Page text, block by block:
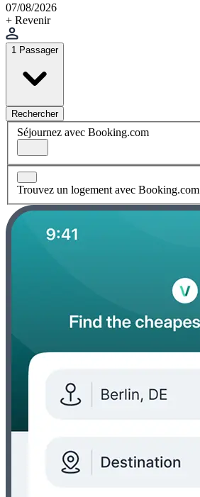
07/08/2026
+ Revenir
1 Passager
Rechercher
Séjournez avec Booking.com
Trouvez un logement avec Booking.com